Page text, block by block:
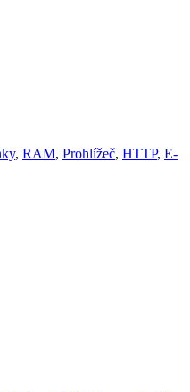
, RAM, Prohlížeč, HTTP, E-